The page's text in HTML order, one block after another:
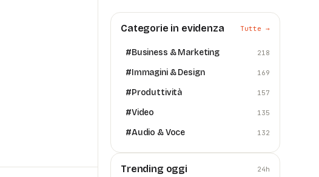
Categorie in evidenza Tutte →
#Business & Marketing 218
#Immagini & Design 169
#Produttività 157
#Video 135
#Audio & Voce 132
Trending oggi 24h